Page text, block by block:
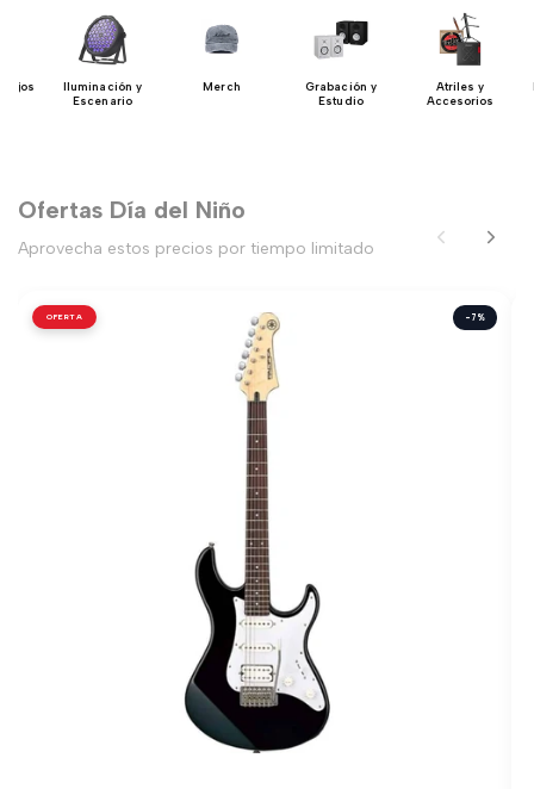
Iluminación y
Escenario
Merch
Grabación y
Estudio
Atriles y
Accesorios
Ofertas Día del Niño
Aprovecha estos precios por tiempo limitado
OFERTA -7%